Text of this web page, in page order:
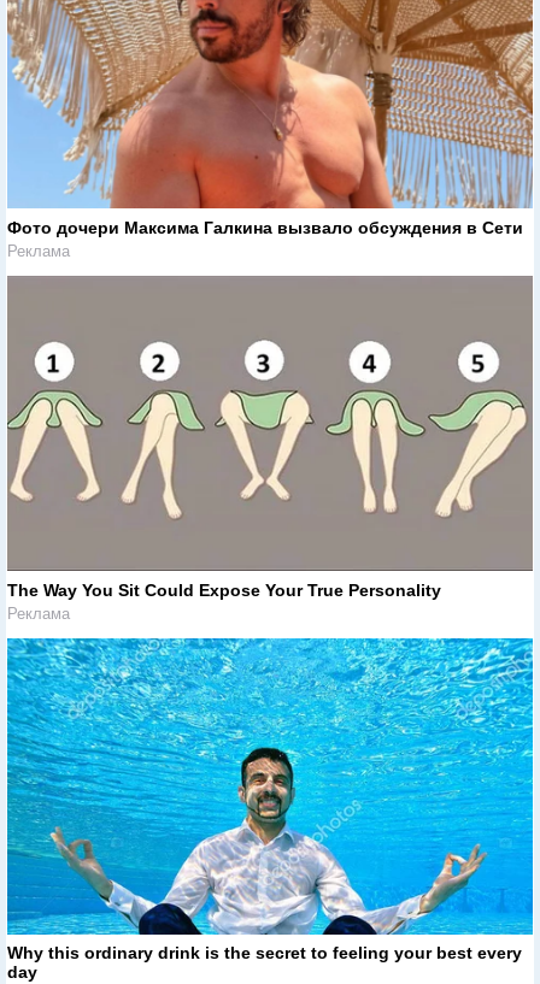
Фото дочери Максима Галкина вызвало обсуждения в Сети
Реклама
The Way You Sit Could Expose Your True Personality
Реклама
Why this ordinary drink is the secret to feeling your best every
day